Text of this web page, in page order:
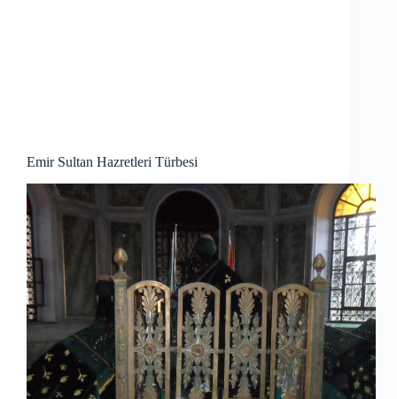
Emir Sultan Hazretleri Türbesi